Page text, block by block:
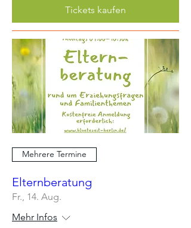
Tickets kaufen
Mehrere Termine
Elternberatung
Fr., 14. Aug.
Mehr Infos